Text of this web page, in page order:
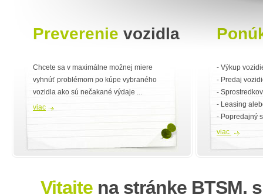
Preverenie vozidla
Chcete sa v maximálne možnej miere
vyhnúť problémom po kúpe vybraného
vozidla ako sú nečakané výdaje ...
viac
- Výkup
- Predaj
-
- Leasing
- Popredajný
viac
Vitajte na stránke BTSM,